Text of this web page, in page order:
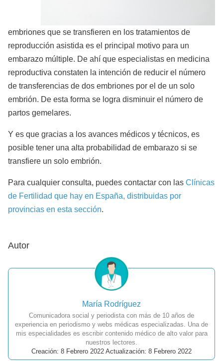
embriones que se transfieren en los tratamientos de
reproducción asistida es el principal motivo para un
embarazo múltiple. De ahí que especialistas en medicina
reproductiva constaten la intención de reducir el número
de transferencias de dos embriones por el de un solo
embrión. De esta forma se logra disminuir el número de
partos gemelares.
Y es que gracias a los avances médicos y técnicos, es
posible tener una alta probabilidad de embarazo si se
transfiere un solo embrión.
Para cualquier consulta, puedes contactar con las Clínicas
de Fertilidad que hay en España, distribuidas por
provincias en esta sección.
Autor
María Rodríguez
Comunicadora social y periodista con más de 10 años de
experiencia en periodismo y webs médicas especializadas. Una de
mis especialidades es escribir contenido médico de alto valor para
nuestros lectores.
Creación: 8 Febrero 2022 Actualización: 8 Febrero 2022